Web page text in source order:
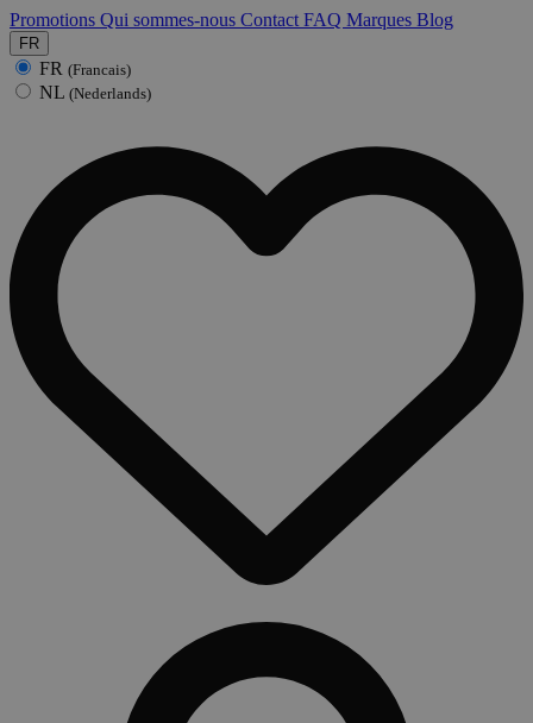
Promotions Qui sommes-nous Contact FAQ Marques Blog
FR
FR (Francais)
NL (Nederlands)